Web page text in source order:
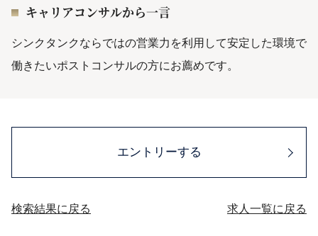
キャリアコンサルから一言
シンクタンクならではの営業力を利用して安定した環境で
働きたいポストコンサルの方にお薦めです。
エントリーする
検索結果に戻る 求人一覧に戻る